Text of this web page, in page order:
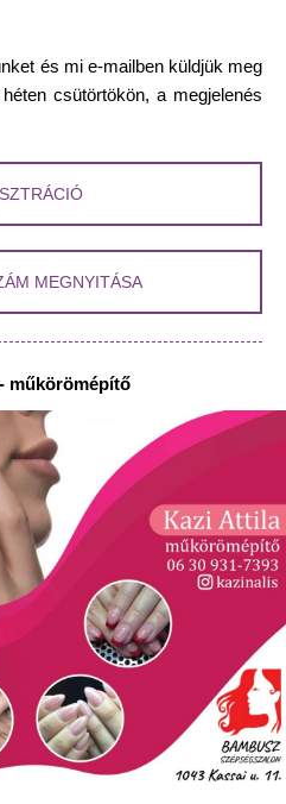
és mi e-mailben küldjük meg
csütörtökön, a megjelenés
MEGNYITÁSA
műkörömépítő